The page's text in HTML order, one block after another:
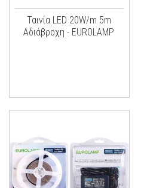
Ταινία LED 20W/m 5m
Αδιάβροχη - EUROLAMP